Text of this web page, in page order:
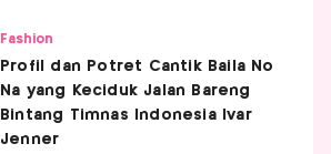
Fashion
Profil dan Potret Cantik Baila No
Na yang Keciduk Jalan Bareng
Bintang Timnas Indonesia Ivar
Jenner